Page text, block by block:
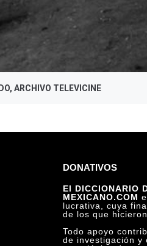
ARCHIVO TELEVICINE
DONATIVOS
El DICCIONARIO
MEXICANO.COM
lucrativa, cuya
de los que
Todo apoyo
de investigación y